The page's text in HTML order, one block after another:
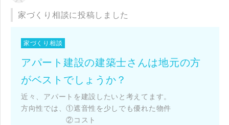
家づくり相談に投稿しました
家づくり相談
アパート建設の建築士さんは地元の方
がベストでしょうか？
近々、アパートを建設したいと考えてます。
方向性では、①遮音性を少しでも優れた物件
②コスト